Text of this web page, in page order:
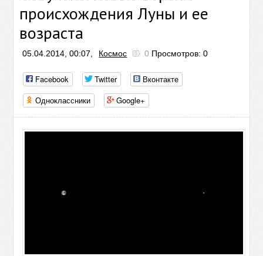
происхождения Луны и ее
возраста
05.04.2014, 00:07, Космос 0 Просмотров: 0
Facebook Twitter
Вконтакте
Одноклассники
Google+